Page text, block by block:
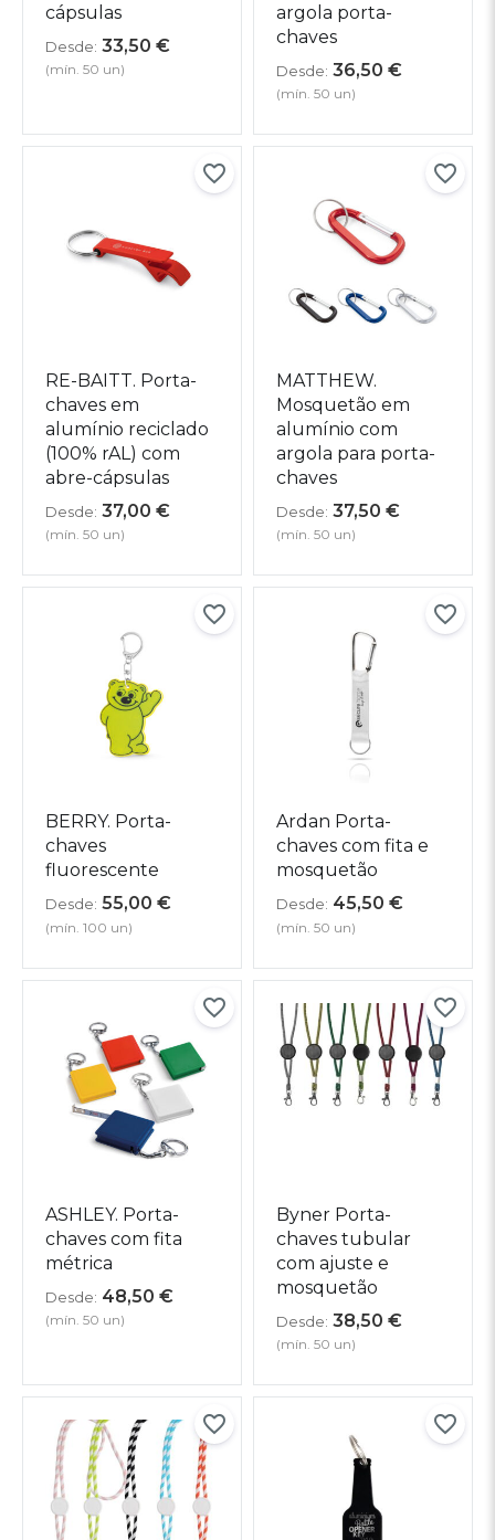
cápsulas
Desde: 33,50 €
(mín. 50 un)
argola porta-
chaves
Desde: 36,50 €
(mín. 50 un)
RE-BAITT. Porta-
chaves em
alumínio reciclado
(100% rAL) com
abre-cápsulas
Desde: 37,00 €
(mín. 50 un)
MATTHEW.
Mosquetão em
alumínio com
argola para porta-
chaves
Desde: 37,50 €
(mín. 50 un)
BERRY. Porta-
chaves
fluorescente
Desde: 55,00 €
(mín. 100 un)
Ardan Porta-
chaves com fita e
mosquetão
Desde: 45,50 €
(mín. 50 un)
ASHLEY. Porta-
chaves com fita
métrica
Desde: 48,50 €
(mín. 50 un)
Byner Porta-
chaves tubular
com ajuste e
mosquetão
Desde: 38,50 €
(mín. 50 un)